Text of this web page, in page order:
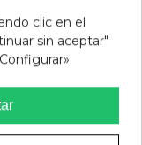
ICE 150 ML
13,95 €
clic en el
sin aceptar"